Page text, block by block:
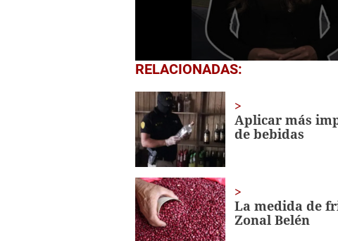
0
seconds
secondsVolume
0%
RELACIONADAS:
Aplicar más
de bebidas
La medida de
Zonal Belén